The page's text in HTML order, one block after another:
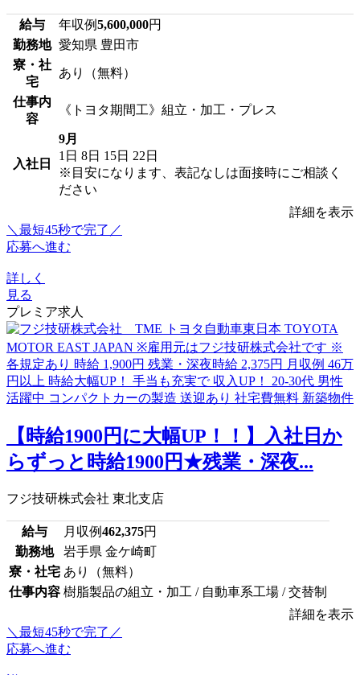
給与 年収例5,600,000円
勤務地 愛知県 豊田市
寮・社
宅
あり（無料）
仕事内
容
《トヨタ期間工》組立・加工・プレス
入社日
9月
1日 8日 15日 22日
※目安になります、表記なしは面接時にご相談く
ださい
詳細を表示
＼最短45秒で完了／
応募へ進む
詳しく
見る
プレミア求人
【時給1900円に大幅UP！！】入社日か
らずっと時給1900円★残業・深夜...
フジ技研株式会社 東北支店
給与 月収例462,375円
勤務地
岩手県 金ケ崎町
寮・社宅 あり（無料）
仕事内容 樹脂製品の組立・加工 / 自動車系工場 / 交替制
詳細を表示
＼最短45秒で完了／
応募へ進む